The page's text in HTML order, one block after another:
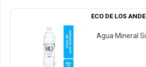
ECO DE LOS
Agua Mineral